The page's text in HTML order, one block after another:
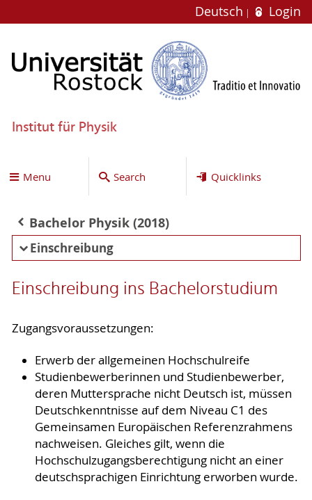
Deutsch Login
Institut für Physik
Menu Search Quicklinks
Bachelor Physik (2018)
Einschreibung
Einschreibung ins Bachelorstudium
Zugangsvoraussetzungen:
Erwerb der allgemeinen Hochschulreife
Studienbewerberinnen und Studienbewerber,
deren Muttersprache nicht Deutsch ist, müssen
Deutschkenntnisse auf dem Niveau C1 des
Gemeinsamen Europäischen Referenzrahmens
nachweisen. Gleiches gilt, wenn die
Hochschulzugangsberechtigung nicht an einer
deutschsprachigen Einrichtung erworben wurde.